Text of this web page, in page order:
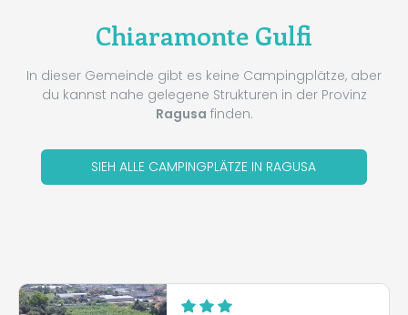
Chiaramonte Gulfi
In dieser Gemeinde gibt es keine Campingplätze, aber
du kannst nahe gelegene Strukturen in der Provinz
Ragusa finden.
SIEH ALLE CAMPINGPLÄTZE IN RAGUSA